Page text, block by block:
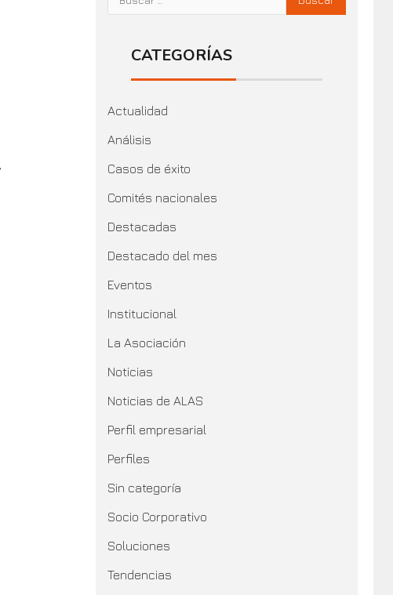
CATEGORÍAS
Actualidad
Análisis
Casos de éxito
Comités nacionales
Destacadas
Destacado del mes
Eventos
Institucional
La Asociación
Noticias
Noticias de ALAS
Perfil empresarial
Perfiles
Sin categoría
Socio Corporativo
Soluciones
Tendencias